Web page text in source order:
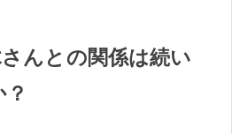
んとの関係は続い